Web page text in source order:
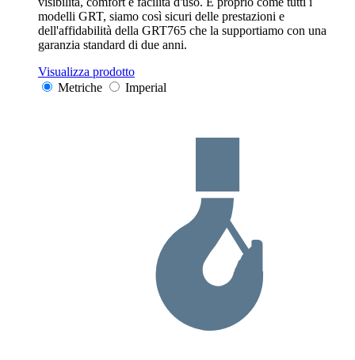
modelli GRT, siamo così sicuri delle prestazioni e
dell'affidabilità della GRT765 che la supportiamo con una
garanzia standard di due anni.
Visualizza prodotto
Metriche
Imperial